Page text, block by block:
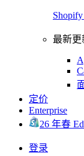
最新更
定价
Enterprise
26 年春
登录